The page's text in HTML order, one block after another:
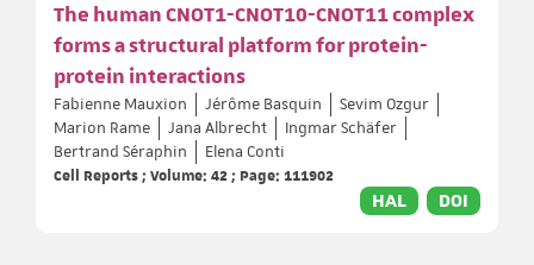
The human CNOT1-CNOT10-CNOT11 complex
forms a structural platform for protein-
protein interactions
Fabienne Mauxion Jérôme Basquin
Sevim Ozgur
Marion Rame
Jana Albrecht
Ingmar Schäfer
Bertrand Séraphin
Elena Conti
Cell Reports ; Volume: 42 ; Page: 111902
HAL DOI